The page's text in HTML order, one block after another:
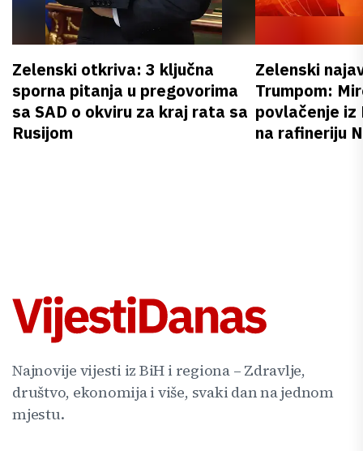
Zelenski otkriva: 3 ključna
sporna pitanja u pregovorima
sa SAD o okviru za kraj rata sa
Rusijom
Zelenski
Trumpom:
povlačenje iz
na rafineriju
Najnovije vijesti iz BiH i regiona – Zdravlje,
društvo, ekonomija i više, svaki dan na jednom
mjestu.